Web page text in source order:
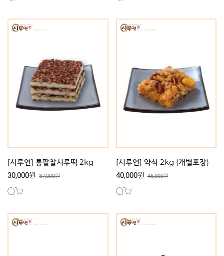
[시루연] 통팥찰시루떡 2kg
30,000원 37,000원
[시루연] 약식 2kg (개별포장)
40,000원 46,000원